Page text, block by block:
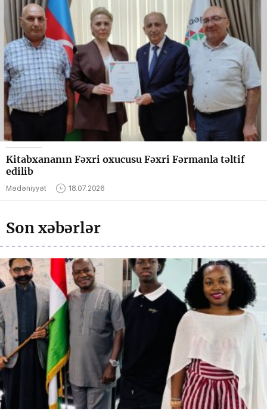
Kitabxananın Fəxri oxucusu Fəxri Fərmanla təltif
edilib
Mədəniyyət 18.07.2026
Son xəbərlər